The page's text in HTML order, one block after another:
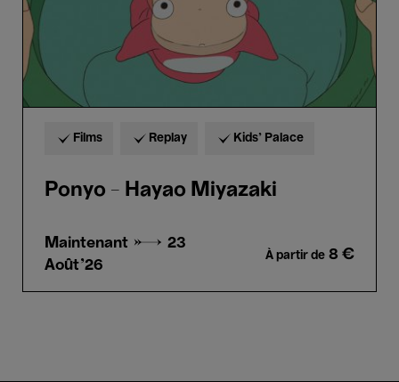
Films Replay Kids’ Palace
Ponyo - Hayao Miyazaki
Maintenant → 23
Août'26
À partir de 8 €